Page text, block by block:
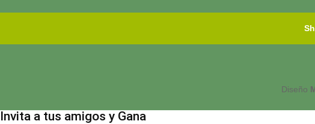
Diseño
Invita a tus amigos y Gana